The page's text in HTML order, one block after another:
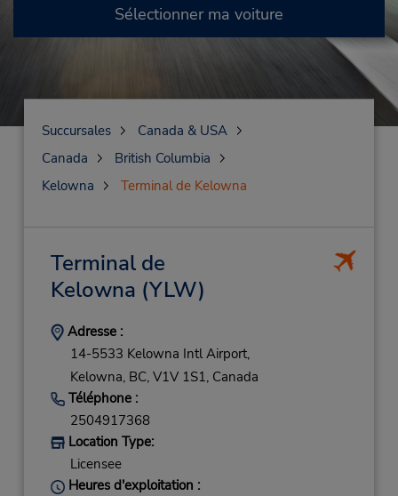
Sélectionner ma voiture
Succursales
Canada & USA
Canada
British Columbia
Kelowna
Terminal de Kelowna
Terminal de
Kelowna (YLW)
Adresse :
14-5533 Kelowna Intl Airport,
Kelowna, BC, V1V 1S1, Canada
Téléphone :
2504917368
Location Type:
Licensee
Heures d'exploitation :